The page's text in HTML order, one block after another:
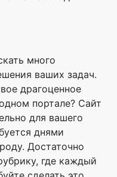
много
ваших задач.
драгоценное
портале? Сайт
для вашего
днями
Достаточно
где каждый